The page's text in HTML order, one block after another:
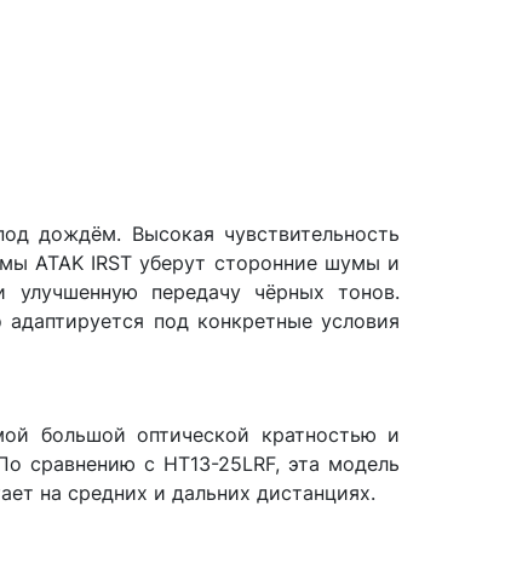
дождём. Высокая чувствительность
ATAK IRST уберут сторонние шумы и
улучшенную передачу чёрных тонов.
под конкретные условия
большой оптической кратностью и
сравнению с HT13-25LRF, эта модель
на средних и дальних дистанциях.